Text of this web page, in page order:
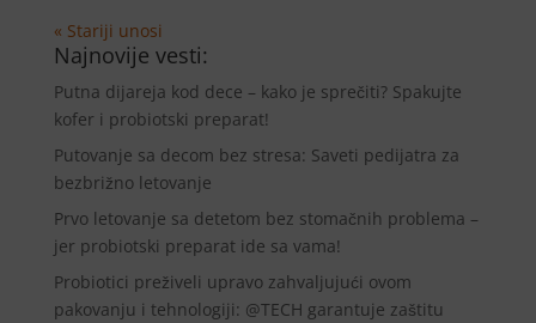
« Stariji unosi
Najnovije vesti:
Putna dijareja kod dece – kako je sprečiti? Spakujte
kofer i probiotski preparat!
Putovanje sa decom bez stresa: Saveti pedijatra za
bezbrižno letovanje
Prvo letovanje sa detetom bez stomačnih problema –
jer probiotski preparat ide sa vama!
Probiotici preživeli upravo zahvaljujući ovom
pakovanju i tehnologiji: @TECH garantuje zaštitu